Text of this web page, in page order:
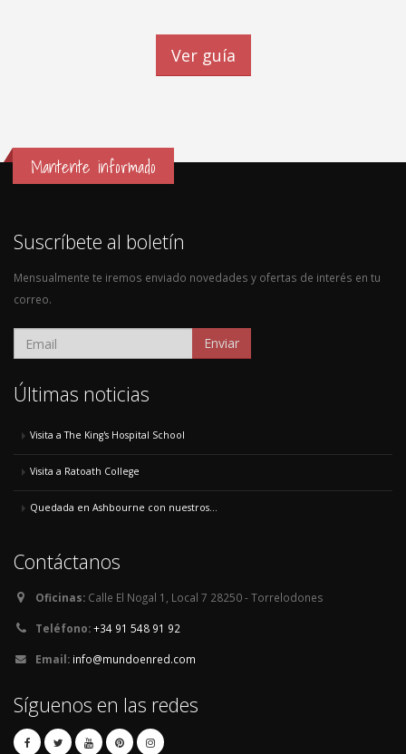
Ver guía
Mantente informado
Suscríbete al boletín
Mensualmente te iremos enviado novedades y ofertas de interés en tu
correo.
Enviar
Últimas noticias
Visita a The King's Hospital School
Visita a Ratoath College
Quedada en Ashbourne con nuestros...
Contáctanos
Oficinas: Calle El Nogal 1, Local 7 28250 - Torrelodones
Teléfono:+34 91 548 91 92
Email: info@mundoenred.com
Síguenos en las redes